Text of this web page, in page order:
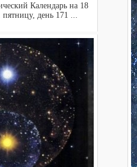
Календарь на 18
день 171 ...